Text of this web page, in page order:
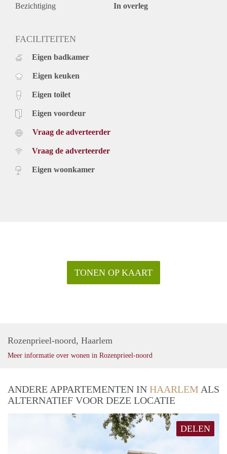
pand). Tweede badkamer met douchecabine, wastafel en
Zitplaatsen aan de voorkant van woningen in deze straat zijn
de ligplaats dicht bij het huis.
Woonoppervlakte: 90 m2
Binnentuin (westen)
Uitzicht over het Spaarne
2 slaapkamers, 2 badkamers
Moderne keuken
Houten vloeren
Huurprijs is exclusief g/w/e/ tv/internet en gemeentelijke
lasten voor huurder
Bezichtiging In overleg
FACILITEITEN
Eigen badkamer
Eigen keuken
Eigen toilet
Eigen voordeur
Vraag de adverteerder
Vraag de adverteerder
Eigen woonkamer
TONEN OP KAART
Rozenprieel-noord, Haarlem
Meer informatie over wonen in Rozenprieel-noord
ANDERE APPARTEMENTEN IN HAARLEM ALS
ALTERNATIEF VOOR DEZE LOCATIE
DELEN